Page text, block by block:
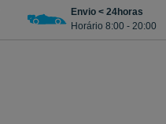
Envio < 24horas
Horário 8:00 - 20:00